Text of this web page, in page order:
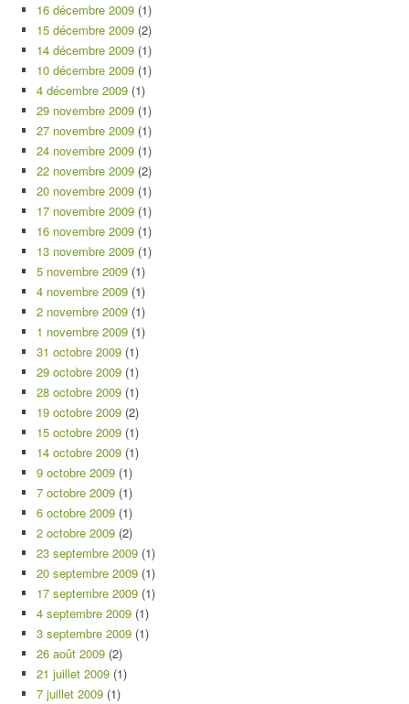
16 décembre 2009 (1)
15 décembre 2009 (2)
14 décembre 2009 (1)
10 décembre 2009 (1)
4 décembre 2009 (1)
29 novembre 2009 (1)
27 novembre 2009 (1)
24 novembre 2009 (1)
22 novembre 2009 (2)
20 novembre 2009 (1)
17 novembre 2009 (1)
16 novembre 2009 (1)
13 novembre 2009 (1)
5 novembre 2009 (1)
4 novembre 2009 (1)
2 novembre 2009 (1)
1 novembre 2009 (1)
31 octobre 2009 (1)
29 octobre 2009 (1)
28 octobre 2009 (1)
19 octobre 2009 (2)
15 octobre 2009 (1)
14 octobre 2009 (1)
9 octobre 2009 (1)
7 octobre 2009 (1)
6 octobre 2009 (1)
2 octobre 2009 (2)
23 septembre 2009 (1)
20 septembre 2009 (1)
17 septembre 2009 (1)
4 septembre 2009 (1)
3 septembre 2009 (1)
26 août 2009 (2)
21 juillet 2009 (1)
7 juillet 2009 (1)